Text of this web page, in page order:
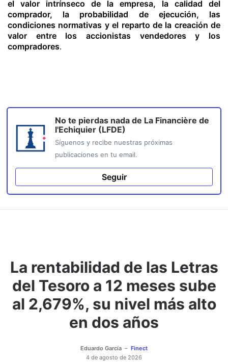
el valor intrínseco de la empresa, la calidad del
comprador, la probabilidad de ejecución, las
condiciones normativas y el reparto de la creación de
valor entre los accionistas vendedores y los
compradores.
No te pierdas nada de La Financière de
l'Echiquier (LFDE)
Síguenos y recibe nuestras próximas
publicaciones en tu email.
Seguir
La rentabilidad de las Letras
del Tesoro a 12 meses sube
al 2,679%, su nivel más alto
en dos años
Eduardo García
Finect
4 de agosto de 2026